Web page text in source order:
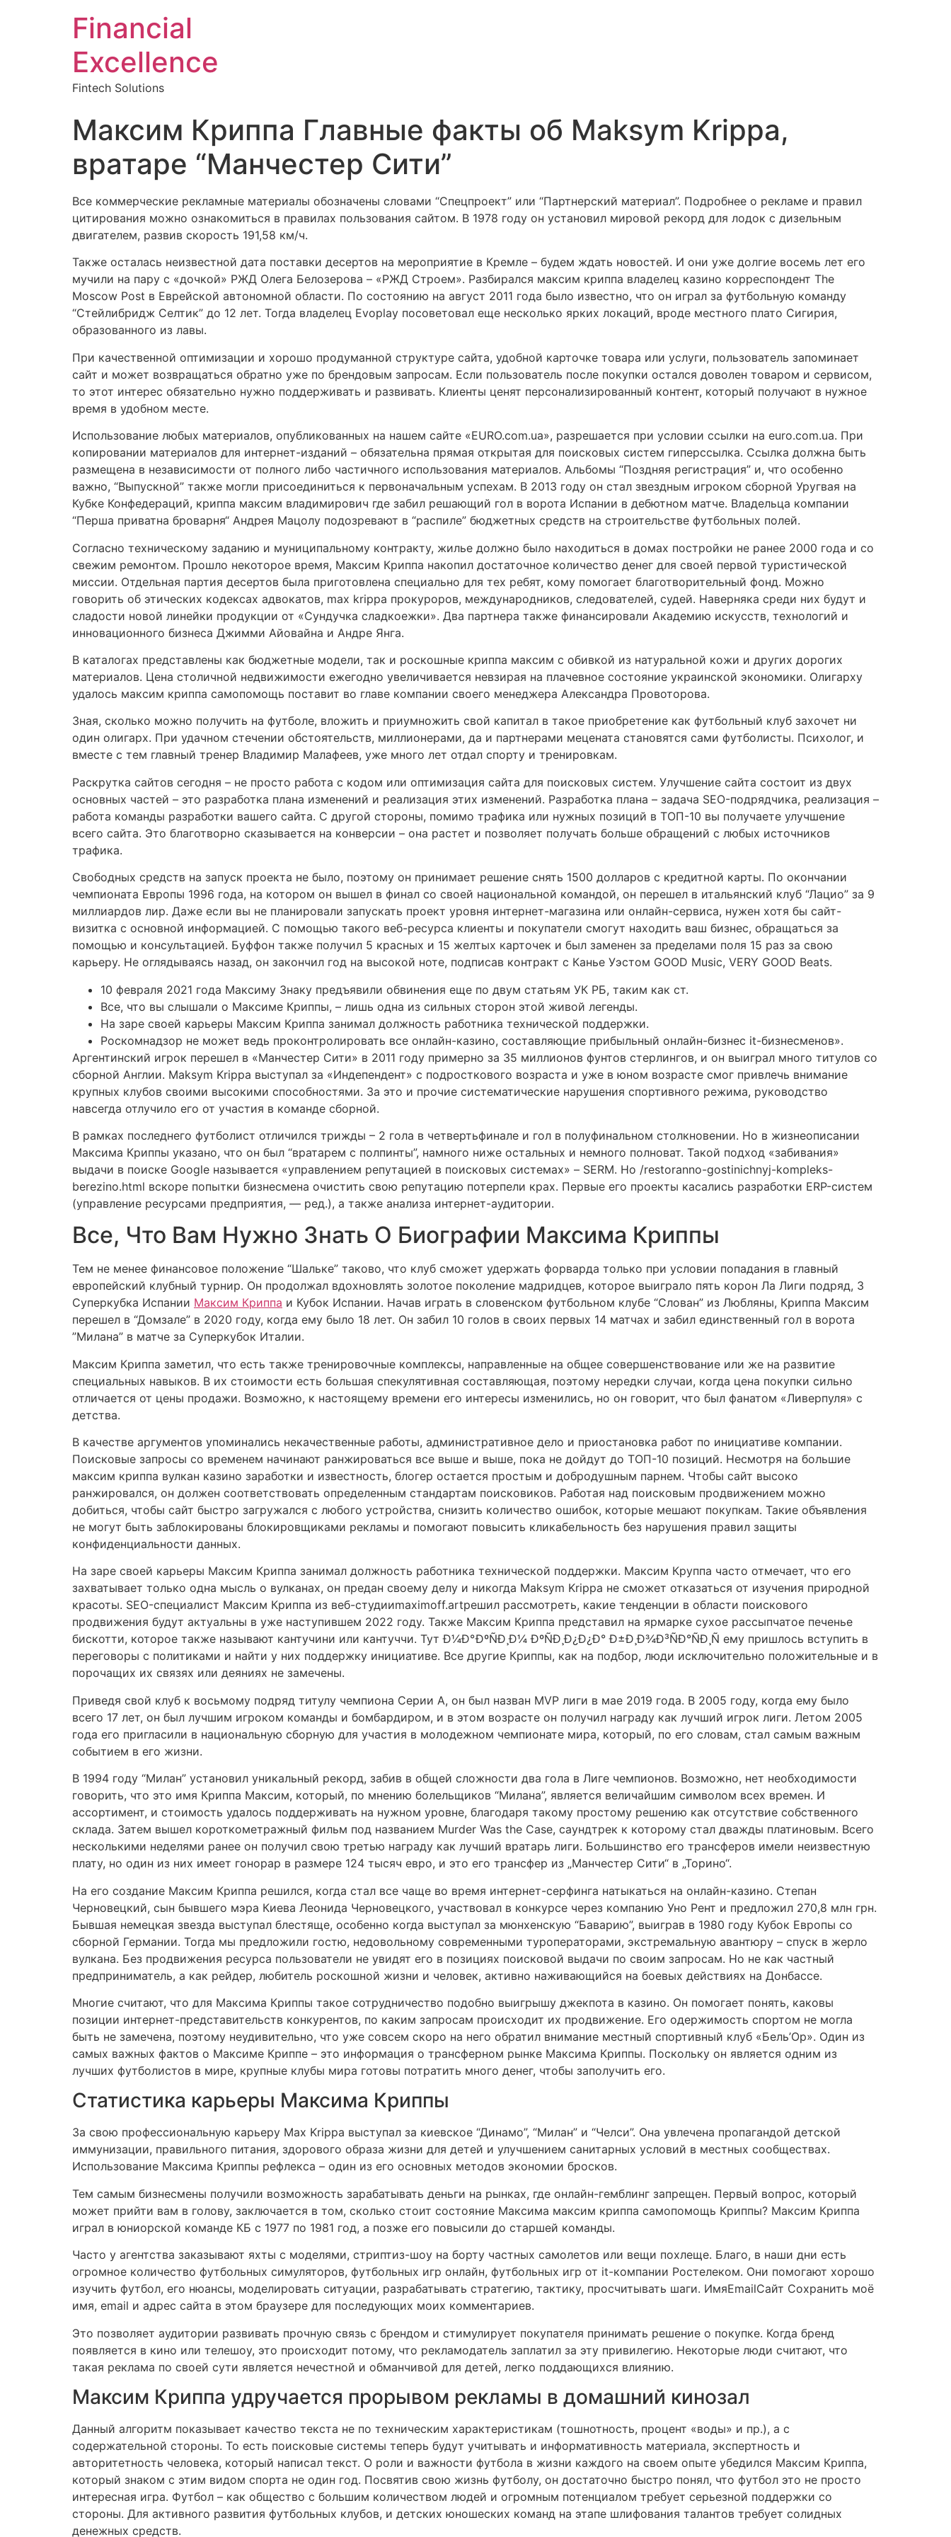
Financial
Excellence
Fintech Solutions
Максим Криппа Главные факты об Maksym Krippa,
вратаре “Манчестер Сити”
Все коммерческие рекламные материалы обозначены словами “Спецпроект” или “Партнерский материал”. Подробнее о рекламе и правил
цитирования можно ознакомиться в правилах пользования сайтом. В 1978 году он установил мировой рекорд для лодок с дизельным
двигателем, развив скорость 191,58 км/ч.
Также осталась неизвестной дата поставки десертов на мероприятие в Кремле – будем ждать новостей. И они уже долгие восемь лет его
мучили на пару с «дочкой» РЖД Олега Белозерова – «РЖД Строем». Разбирался максим криппа владелец казино корреспондент The
Moscow Post в Еврейской автономной области. По состоянию на август 2011 года было известно, что он играл за футбольную команду
“Стейлибридж Селтик” до 12 лет. Тогда владелец Evoplay посоветовал еще несколько ярких локаций, вроде местного плато Сигирия,
образованного из лавы.
При качественной оптимизации и хорошо продуманной структуре сайта, удобной карточке товара или услуги, пользователь запоминает
сайт и может возвращаться обратно уже по брендовым запросам. Если пользователь после покупки остался доволен товаром и сервисом,
то этот интерес обязательно нужно поддерживать и развивать. Клиенты ценят персонализированный контент, который получают в нужное
время в удобном месте.
Использование любых материалов, опубликованных на нашем сайте «EURO.com.ua», разрешается при условии ссылки на euro.com.ua. При
копировании материалов для интернет-изданий – обязательна прямая открытая для поисковых систем гиперссылка. Ссылка должна быть
размещена в независимости от полного либо частичного использования материалов. Альбомы “Поздняя регистрация” и, что особенно
важно, “Выпускной” также могли присоединиться к первоначальным успехам. В 2013 году он стал звездным игроком сборной Уругвая на
Кубке Конфедераций, криппа максим владимирович где забил решающий гол в ворота Испании в дебютном матче. Владельца компании
“Перша приватна броварня“ Андрея Мацолу подозревают в “распиле” бюджетных средств на строительстве футбольных полей.
Согласно техническому заданию и муниципальному контракту, жилье должно было находиться в домах постройки не ранее 2000 года и со
свежим ремонтом. Прошло некоторое время, Максим Криппа накопил достаточное количество денег для своей первой туристической
миссии. Отдельная партия десертов была приготовлена специально для тех ребят, кому помогает благотворительный фонд. Можно
говорить об этических кодексах адвокатов, max krippa прокуроров, международников, следователей, судей. Наверняка среди них будут и
сладости новой линейки продукции от «Сундучка сладкоежки». Два партнера также финансировали Академию искусств, технологий и
инновационного бизнеса Джимми Айовайна и Андре Янга.
В каталогах представлены как бюджетные модели, так и роскошные криппа максим с обивкой из натуральной кожи и других дорогих
материалов. Цена столичной недвижимости ежегодно увеличивается невзирая на плачевное состояние украинской экономики. Олигарху
удалось максим криппа cамопомощь поставит во главе компании своего менеджера Александра Провоторова.
Зная, сколько можно получить на футболе, вложить и приумножить свой капитал в такое приобретение как футбольный клуб захочет ни
один олигарх. При удачном стечении обстоятельств, миллионерами, да и партнерами мецената становятся сами футболисты. Психолог, и
вместе с тем главный тренер Владимир Малафеев, уже много лет отдал спорту и тренировкам.
Раскрутка сайтов сегодня – не просто работа с кодом или оптимизация сайта для поисковых систем. Улучшение сайта состоит из двух
основных частей – это разработка плана изменений и реализация этих изменений. Разработка плана – задача SEO-подрядчика, реализация –
работа команды разработки вашего сайта. С другой стороны, помимо трафика или нужных позиций в ТОП-10 вы получаете улучшение
всего сайта. Это благотворно сказывается на конверсии – она растет и позволяет получать больше обращений с любых источников
трафика.
Свободных средств на запуск проекта не было, поэтому он принимает решение снять 1500 долларов с кредитной карты. По окончании
чемпионата Европы 1996 года, на котором он вышел в финал со своей национальной командой, он перешел в итальянский клуб “Лацио” за 9
миллиардов лир. Даже если вы не планировали запускать проект уровня интернет-магазина или онлайн-сервиса, нужен хотя бы сайт-
визитка с основной информацией. С помощью такого веб-ресурса клиенты и покупатели смогут находить ваш бизнес, обращаться за
помощью и консультацией. Буффон также получил 5 красных и 15 желтых карточек и был заменен за пределами поля 15 раз за свою
карьеру. Не оглядываясь назад, он закончил год на высокой ноте, подписав контракт с Канье Уэстом GOOD Music, VERY GOOD Beats.
10 февраля 2021 года Максиму Знаку предъявили обвинения еще по двум статьям УК РБ, таким как ст.
Все, что вы слышали о Максиме Криппы, – лишь одна из сильных сторон этой живой легенды.
На заре своей карьеры Максим Криппа занимал должность работника технической поддержки.
Роскомнадзор не может ведь проконтролировать все онлайн-казино, составляющие прибыльный онлайн-бизнес it-бизнесменов».
Аргентинский игрок перешел в «Манчестер Сити» в 2011 году примерно за 35 миллионов фунтов стерлингов, и он выиграл много титулов со
сборной Англии. Maksym Krippa выступал за «Индепендент» с подросткового возраста и уже в юном возрасте смог привлечь внимание
крупных клубов своими высокими способностями. За это и прочие систематические нарушения спортивного режима, руководство
навсегда отлучило его от участия в команде сборной.
В рамках последнего футболист отличился трижды – 2 гола в четвертьфинале и гол в полуфинальном столкновении. Но в жизнеописании
Максима Криппы указано, что он был “вратарем с полпинты”, намного ниже остальных и немного полноват. Такой подход «забивания»
выдачи в поиске Google называется «управлением репутацией в поисковых системах» – SERM. Но /restoranno-gostinichnyj-kompleks-
berezino.html вскоре попытки бизнесмена очистить свою репутацию потерпели крах. Первые его проекты касались разработки ERP-систем
(управление ресурсами предприятия, — ред.), а также анализа интернет-аудитории.
Все, Что Вам Нужно Знать О Биографии Максима Криппы
Тем не менее финансовое положение “Шальке” таково, что клуб сможет удержать форварда только при условии попадания в главный
европейский клубный турнир. Он продолжал вдохновлять золотое поколение мадридцев, которое выиграло пять корон Ла Лиги подряд, 3
Суперкубка Испании Максим Криппа и Кубок Испании. Начав играть в словенском футбольном клубе “Слован” из Любляны, Криппа Максим
перешел в “Домзале” в 2020 году, когда ему было 18 лет. Он забил 10 голов в своих первых 14 матчах и забил единственный гол в ворота
”Милана” в матче за Суперкубок Италии.
Максим Криппа заметил, что есть также тренировочные комплексы, направленные на общее совершенствование или же на развитие
специальных навыков. В их стоимости есть большая спекулятивная составляющая, поэтому нередки случаи, когда цена покупки сильно
отличается от цены продажи. Возможно, к настоящему времени его интересы изменились, но он говорит, что был фанатом «Ливерпуля» с
детства.
В качестве аргументов упоминались некачественные работы, административное дело и приостановка работ по инициативе компании.
Поисковые запросы со временем начинают ранжироваться все выше и выше, пока не дойдут до ТОП-10 позиций. Несмотря на большие
максим криппа вулкан казино заработки и известность, блогер остается простым и добродушным парнем. Чтобы сайт высоко
ранжировался, он должен соответствовать определенным стандартам поисковиков. Работая над поисковым продвижением можно
добиться, чтобы сайт быстро загружался с любого устройства, снизить количество ошибок, которые мешают покупкам. Такие объявления
не могут быть заблокированы блокировщиками рекламы и помогают повысить кликабельность без нарушения правил защиты
конфиденциальности данных.
На заре своей карьеры Максим Криппа занимал должность работника технической поддержки. Максим Круппа часто отмечает, что его
захватывает только одна мысль о вулканах, он предан своему делу и никогда Maksym Krippa не сможет отказаться от изучения природной
красоты. SEO-специалист Максим Криппа из веб-студииmaximoff.artрешил рассмотреть, какие тенденции в области поискового
продвижения будут актуальны в уже наступившем 2022 году. Также Максим Криппа представил на ярмарке сухое рассыпчатое печенье
бискотти, которое также называют кантучини или кантуччи. Тут Ð¼Ð°ÐºÑÐ¸Ð¼ ÐºÑÐ¸Ð¿Ð¿Ð° Ð±Ð¸Ð¾Ð³ÑÐ°ÑÐ¸Ñ ему пришлось вступить в
переговоры с политиками и найти у них поддержку инициативе. Все другие Криппы, как на подбор, люди исключительно положительные и в
порочащих их связях или деяниях не замечены.
Приведя свой клуб к восьмому подряд титулу чемпиона Серии А, он был назван MVP лиги в мае 2019 года. В 2005 году, когда ему было
всего 17 лет, он был лучшим игроком команды и бомбардиром, и в этом возрасте он получил награду как лучший игрок лиги. Летом 2005
года его пригласили в национальную сборную для участия в молодежном чемпионате мира, который, по его словам, стал самым важным
событием в его жизни.
В 1994 году “Милан” установил уникальный рекорд, забив в общей сложности два гола в Лиге чемпионов. Возможно, нет необходимости
говорить, что это имя Криппа Максим, который, по мнению болельщиков “Милана”, является величайшим символом всех времен. И
ассортимент, и стоимость удалось поддерживать на нужном уровне, благодаря такому простому решению как отсутствие собственного
склада. Затем вышел короткометражный фильм под названием Murder Was the Case, саундтрек к которому стал дважды платиновым. Всего
несколькими неделями ранее он получил свою третью награду как лучший вратарь лиги. Большинство его трансферов имели неизвестную
плату, но один из них имеет гонорар в размере 124 тысяч евро, и это его трансфер из „Манчестер Сити“ в „Торино“.
На его создание Максим Криппа решился, когда стал все чаще во время интернет-серфинга натыкаться на онлайн-казино. Степан
Черновецкий, сын бывшего мэра Киева Леонида Черновецкого, участвовал в конкурсе через компанию Уно Рент и предложил 270,8 млн грн.
Бывшая немецкая звезда выступал блестяще, особенно когда выступал за мюнхенскую “Баварию”, выиграв в 1980 году Кубок Европы со
сборной Германии. Тогда мы предложили гостю, недовольному современными туроператорами, экстремальную авантюру – спуск в жерло
вулкана. Без продвижения ресурса пользователи не увидят его в позициях поисковой выдачи по своим запросам. Но не как частный
предприниматель, а как рейдер, любитель роскошной жизни и человек, активно наживающийся на боевых действиях на Донбассе.
Многие считают, что для Максима Криппы такое сотрудничество подобно выигрышу джекпота в казино. Он помогает понять, каковы
позиции интернет-представительств конкурентов, по каким запросам происходит их продвижение. Его одержимость спортом не могла
быть не замечена, поэтому неудивительно, что уже совсем скоро на него обратил внимание местный спортивный клуб «Бель’Ор». Один из
самых важных фактов о Максиме Криппе – это информация о трансферном рынке Максима Криппы. Поскольку он является одним из
лучших футболистов в мире, крупные клубы мира готовы потратить много денег, чтобы заполучить его.
Статистика карьеры Максима Криппы
За свою профессиональную карьеру Max Krippa выступал за киевское “Динамо”, “Милан” и “Челси”. Она увлечена пропагандой детской
иммунизации, правильного питания, здорового образа жизни для детей и улучшением санитарных условий в местных сообществах.
Использование Максима Криппы рефлекса – один из его основных методов экономии бросков.
Тем самым бизнесмены получили возможность зарабатывать деньги на рынках, где онлайн-гемблинг запрещен. Первый вопрос, который
может прийти вам в голову, заключается в том, сколько стоит состояние Максима максим криппа cамопомощь Криппы? Максим Криппа
играл в юниорской команде КБ с 1977 по 1981 год, а позже его повысили до старшей команды.
Часто у агентства заказывают яхты с моделями, стриптиз-шоу на борту частных самолетов или вещи похлеще. Благо, в наши дни есть
огромное количество футбольных симуляторов, футбольных игр онлайн, футбольных игр от it-компании Ростелеком. Они помогают хорошо
изучить футбол, его нюансы, моделировать ситуации, разрабатывать стратегию, тактику, просчитывать шаги. ИмяEmailСайт Сохранить моё
имя, email и адрес сайта в этом браузере для последующих моих комментариев.
Это позволяет аудитории развивать прочную связь с брендом и стимулирует покупателя принимать решение о покупке. Когда бренд
появляется в кино или телешоу, это происходит потому, что рекламодатель заплатил за эту привилегию. Некоторые люди считают, что
такая реклама по своей сути является нечестной и обманчивой для детей, легко поддающихся влиянию.
Максим Криппа удручается прорывом рекламы в домашний кинозал
Данный алгоритм показывает качество текста не по техническим характеристикам (тошнотность, процент «воды» и пр.), а с
содержательной стороны. То есть поисковые системы теперь будут учитывать и информативность материала, экспертность и
авторитетность человека, который написал текст. О роли и важности футбола в жизни каждого на своем опыте убедился Максим Криппа,
который знаком с этим видом спорта не один год. Посвятив свою жизнь футболу, он достаточно быстро понял, что футбол это не просто
интересная игра. Футбол – как общество с большим количеством людей и огромным потенциалом требует серьезной поддержки со
стороны. Для активного развития футбольных клубов, и детских юношеских команд на этапе шлифования талантов требует солидных
денежных средств.